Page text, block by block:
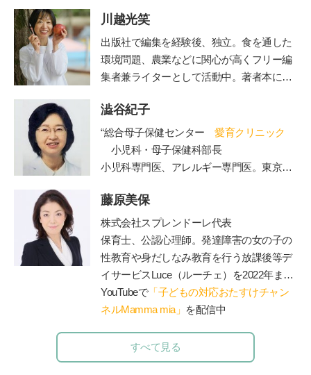
川越光笑
出版社で編集を経験後、独立。食を通した
環境問題、農業などに関心が高くフリー編
集者兼ライターとして活動中。著者本に日
り」（グラフィック社）がある。NHKやラ
ジオ番組J-Waveロハスモーニングなど多
数のメディアに出演し、全国のおにぎり文
化を語る。両親を病気で亡くしたことをき
られている”ということを改めて実感。食
の大切さに目覚め、管理栄養士を目指すべ
く大学へ進学。2023年春、国家試験に合格
し、管理栄養士となる。
澁谷紀子
“総合母子保健センター 愛育クリニック
小児科・母子保健科部長
小児科専門医、アレルギー専門医。東京大
東日本関東病院小児科などを経て現職。４
人の女の子の母でもある。”
藤原美保
株式会社スプレンドーレ代表
保育士、公認心理師。発達障害の女の子の
性教育や身だしなみ教育を行う放課後等デ
イサービスLuce（ルーチェ）を2022年まで
運営。現在は障害のあるお子さんと保護者
が一緒に通うことができる脱毛サロン
育てや療育相談、事業所での性教育のやり
方、職員研修やコンサル、講演等を行う。
YouTubeで「子どもの対応おたすけチャン
ネルMamma mia」 を配信中
すべて見る